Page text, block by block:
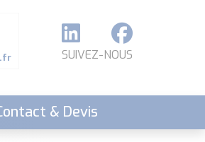
SUIVEZ-NOUS
& Devis